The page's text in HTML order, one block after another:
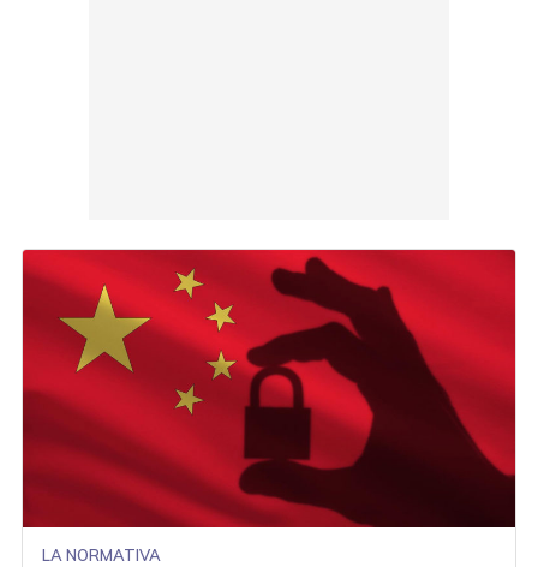
LA NORMATIVA